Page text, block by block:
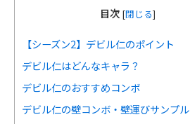
目次 [閉じる]
【シーズン2】デビル仁のポイント
デビル仁はどんなキャラ？
デビル仁のおすすめコンボ
デビル仁の壁コンボ・壁運びサンプル